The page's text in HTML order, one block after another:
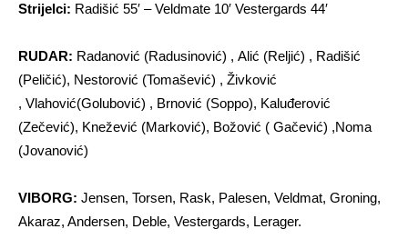
Strijelci: Radišić 55′ – Veldmate 10′ Vestergards 44′
RUDAR: Radanović (Radusinović) , Alić (Reljić) , Radišić
(Peličić), Nestorović (Tomašević) , Živković
, Vlahović(Golubović) , Brnović (Soppo), Kaluđerović
(Zečević), Knežević (Marković), Božović ( Gačević) ,Noma
(Jovanović)
VIBORG: Jensen, Torsen, Rask, Palesen, Veldmat, Groning,
Akaraz, Andersen, Deble, Vestergards, Lerager.